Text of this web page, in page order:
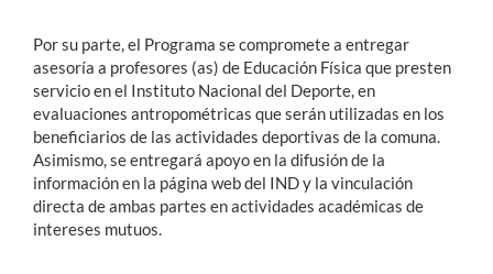
Por su parte, el Programa se compromete a entregar
asesoría a profesores (as) de Educación Física que presten
servicio en el Instituto Nacional del Deporte, en
evaluaciones antropométricas que serán utilizadas en los
beneficiarios de las actividades deportivas de la comuna.
Asimismo, se entregará apoyo en la difusión de la
información en la página web del IND y la vinculación
directa de ambas partes en actividades académicas de
intereses mutuos.